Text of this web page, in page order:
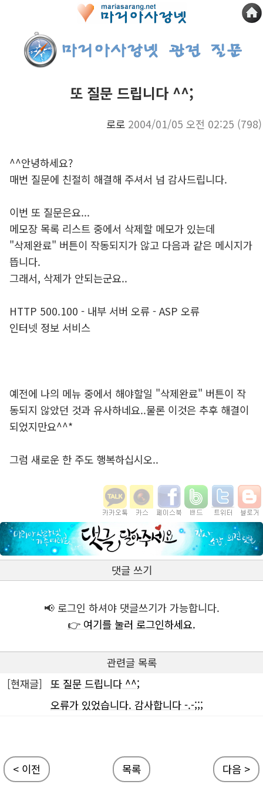
또 질문 드립니다 ^^;
로로 2004/01/05 오전 02:25 (798)
^^안녕하세요?
매번 질문에 친절히 해결해 주셔서 넘 감사드립니다.
이번 또 질문은요...
메모장 목록 리스트 중에서 삭제할 메모가 있는데
"삭제완료" 버튼이 작동되지가 않고 다음과 같은 메시지가
뜹니다.
그래서, 삭제가 안되는군요..
HTTP 500.100 - 내부 서버 오류 - ASP 오류
인터넷 정보 서비스
예전에 나의 메뉴 중에서 해야할일 "삭제완료" 버튼이 작
동되지 않았던 것과 유사하네요..물론 이것은 추후 해결이
되었지만요^^*
그럼 새로운 한 주도 행복하십시오..
댓글 쓰기
📢 로그인 하셔야 댓글쓰기가 가능합니다.
👉 여기를 눌러 로그인하세요.
관련글 목록
[현재글]
또 질문 드립니다 ^^;
오류가 있었습니다. 감사합니다 -.-;;;
< 이전 목록 다음 >